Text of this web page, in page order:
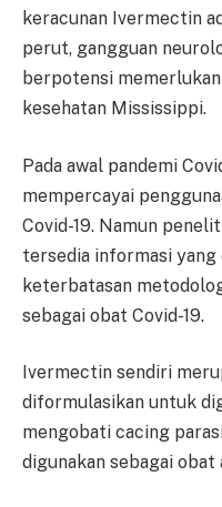
keracunan Ivermectin
perut, gangguan
berpotensi
kesehatan Mississippi.
Pada awal pandemi
mempercayai
Covid-19. Namun
tersedia informasi
keterbatasan
sebagai obat Covid-19.
Ivermectin sendiri
diformulasikan untuk
mengobati cacing
digunakan sebagai